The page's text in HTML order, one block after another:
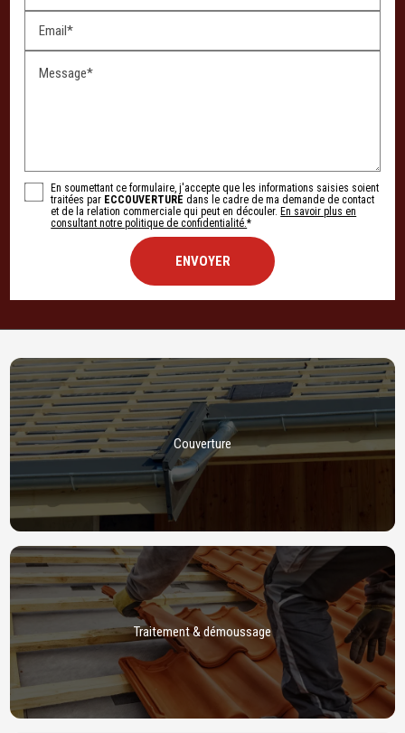
Email*
Message*
En soumettant ce formulaire, j'accepte que les informations saisies soient
traitées par ECCOUVERTURE dans le cadre de ma demande de contact
et de la relation commerciale qui peut en découler. En savoir plus en
consultant notre politique de confidentialité.*
Couverture
Traitement & démoussage